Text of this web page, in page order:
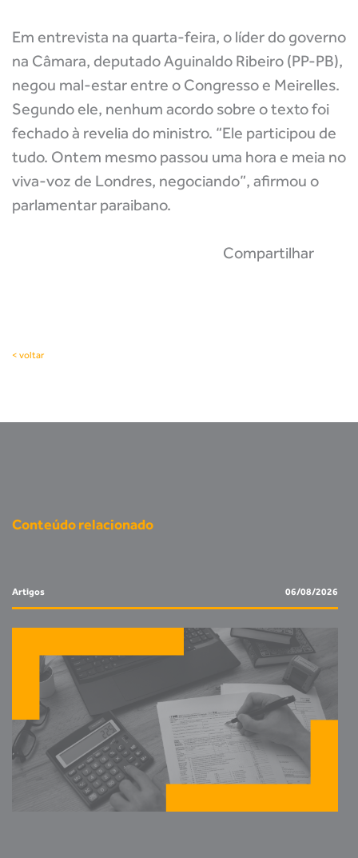
Em entrevista na quarta-feira, o líder do governo
na Câmara, deputado Aguinaldo Ribeiro (PP-PB),
negou mal-estar entre o Congresso e Meirelles.
Segundo ele, nenhum acordo sobre o texto foi
fechado à revelia do ministro. “Ele participou de
tudo. Ontem mesmo passou uma hora e meia no
viva-voz de Londres, negociando”, afirmou o
parlamentar paraibano.
Compartilhar
< voltar
Conteúdo relacionado
Artigos 06/08/2026